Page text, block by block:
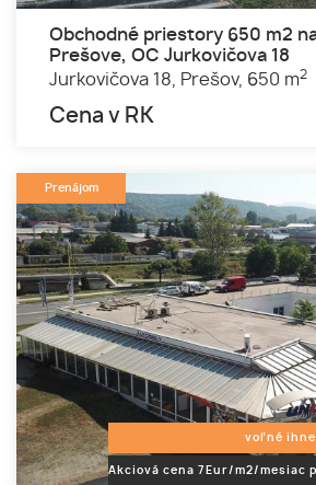
Obchodné priestory 650 m2
Prešove, OC Jurkovičova 18
Jurkovičova 18,
Prešov, 650 m2
Cena v RK
Prenájom
voľné
Akciová cena 7Eur/m2/mesiac